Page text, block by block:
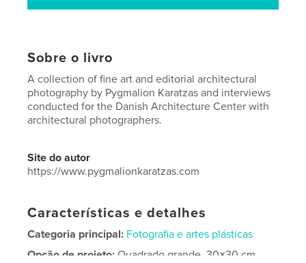
Sobre o livro
A collection of fine art and editorial architectural
photography by Pygmalion Karatzas and interviews
conducted for the Danish Architecture Center with
architectural photographers.
Site do autor
https://www.pygmalionkaratzas.com
Características e detalhes
Categoria principal: Fotografia e artes plásticas
Opção de projeto:Quadrado grande, 30×30 cm